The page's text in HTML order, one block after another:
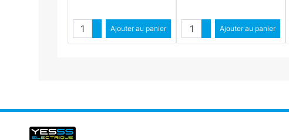
QuantitéAugmenter quantité
Diminuer quantité
Ajouter au panier QuantitéAugmenter quantité
Diminuer
Ajouter au panier